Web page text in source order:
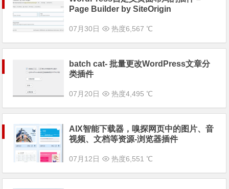
Page Builder by SiteOrigin
07月30日 热度6,567 ℃
batch cat- 批量更改WordPress文章分
类插件
07月20日 热度4,495 ℃
AIX智能下载器，嗅探网页中的图片、音
视频、文档等资源-浏览器插件
07月12日 热度6,551 ℃